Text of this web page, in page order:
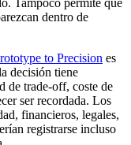
Tampoco permite que
dentro de
to Precision es
decisión tiene
de trade-off, coste de
ser recordada. Los
financieros, legales,
registrarse incluso